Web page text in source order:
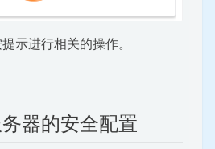
示进行相关的操作。
器的安全配置